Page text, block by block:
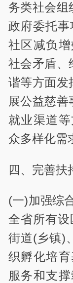
务类社会组
政府委托
社区减负
社会矛盾、
谐等方面发
展公益慈善
就业渠道
众多样化需
四、完善扶
(一)加强综
全省所有
街道(乡镇)
织孵化培
服务和支